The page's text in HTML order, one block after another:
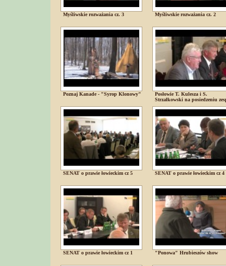
Myśliwskie rozważania cz. 3 Myśliwskie rozważania cz. 2
Poznaj Kanade - "Syrop Klonowy"
Posłowie T. Kulesza i S.
Strzałkowski na posiedzeniu
SENAT o prawie łowieckim cz 5 SENAT o prawie łowieckim cz 4
SENAT o prawie łowieckim cz 1 "Ponowa" Hrubieszów show